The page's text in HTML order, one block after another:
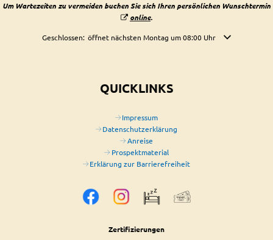
Um Wartezeiten zu vermeiden buchen Sie sich Ihren persönlichen Wunschtermin
online.
Klicken, um weitere Öffnungs- oder Schließzeiten auszublenden
Geschlossen: öffnet nächsten Montag um 08:00 Uhr
QUICKLINKS
Impressum
Datenschutzerklärung
Anreise
Prospektmaterial
Erklärung zur Barrierefreiheit
Zertifizierungen